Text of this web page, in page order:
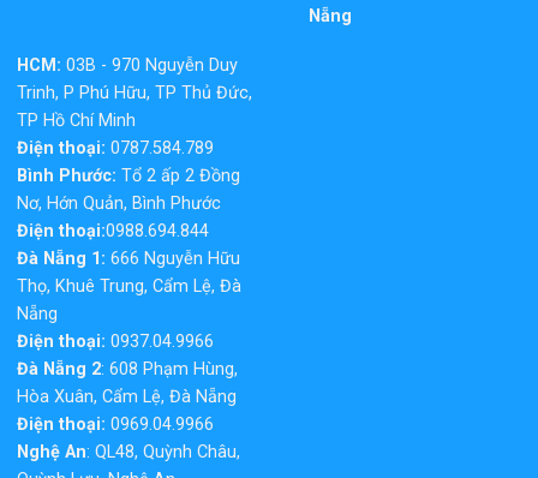
Nẵng
HCM: 03B - 970 Nguyễn Duy
Trinh, P Phú Hữu, TP Thủ Đức,
TP Hồ Chí Minh
Điện thoại: 0787.584.789
Bình Phước: Tổ 2 ấp 2 Đồng
Nơ, Hớn Quản, Bình Phước
Điện thoại:0988.694.844
Đà Nẵng 1: 666 Nguyễn Hữu
Thọ, Khuê Trung, Cẩm Lệ, Đà
Nẵng
Điện thoại: 0937.04.9966
Đà Nẵng 2: 608 Phạm Hùng,
Hòa Xuân, Cẩm Lệ, Đà Nẵng
Điện thoại: 0969.04.9966
Nghệ An: QL48, Quỳnh Châu,